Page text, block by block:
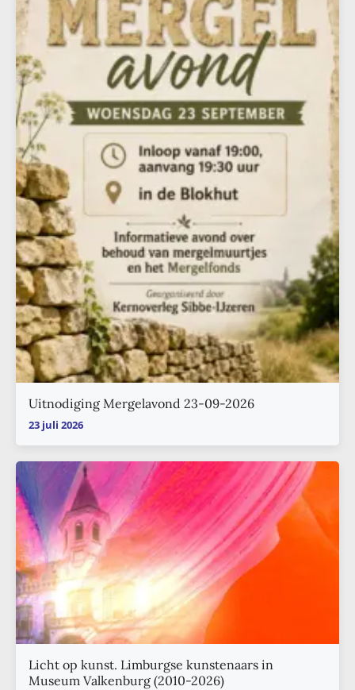
Uitnodiging Mergelavond 23-09-2026
23 juli 2026
Licht op kunst. Limburgse kunstenaars in
Museum Valkenburg (2010-2026)